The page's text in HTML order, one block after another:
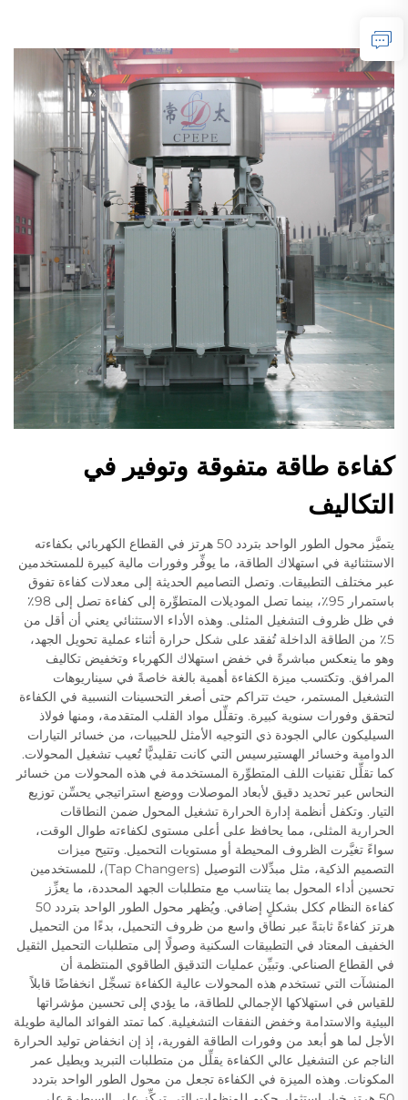
كفاءة طاقة متفوقة وتوفير في
التكاليف
يتميَّز محول الطور الواحد بتردد 50 هرتز في القطاع الكهربائي بكفاءته
الاستثنائية في استهلاك الطاقة، ما يوفِّر وفورات مالية كبيرة للمستخدمين
عبر مختلف التطبيقات. وتصل التصاميم الحديثة إلى معدلات كفاءة تفوق
باستمرار 95٪، بينما تصل الموديلات المتطوِّرة إلى كفاءة تصل إلى 98٪
في ظل ظروف التشغيل المثلى. وهذه الأداء الاستثنائي يعني أن أقل من
5٪ من الطاقة الداخلة تُفقد على شكل حرارة أثناء عملية تحويل الجهد،
وهو ما ينعكس مباشرةً في خفض استهلاك الكهرباء وتخفيض تكاليف
المرافق. وتكتسب ميزة الكفاءة أهمية بالغة خاصةً في سيناريوهات
التشغيل المستمر، حيث تتراكم حتى أصغر التحسينات النسبية في الكفاءة
لتحقق وفورات سنوية كبيرة. وتقلِّل مواد القلب المتقدمة، ومنها فولاذ
السيليكون عالي الجودة ذي التوجيه الأمثل للحبيبات، من خسائر التيارات
الدوامية وخسائر الهستيرسيس التي كانت تقليديًّا تُعيب تشغيل المحولات.
كما تقلِّل تقنيات اللف المتطوِّرة المستخدمة في هذه المحولات من خسائر
النحاس عبر تحديد دقيق لأبعاد الموصلات ووضع استراتيجي يحسِّن توزيع
التيار. وتكفل أنظمة إدارة الحرارة تشغيل المحول ضمن النطاقات
الحرارية المثلى، مما يحافظ على أعلى مستوى لكفاءته طوال الوقت،
سواءً تغيَّرت الظروف المحيطة أو مستويات التحميل. وتتيح ميزات
التصميم الذكية، مثل مبدِّلات التوصيل (Tap Changers)، للمستخدمين
تحسين أداء المحول بما يتناسب مع متطلبات الجهد المحددة، ما يعزِّز
كفاءة النظام ككل بشكلٍ إضافي. ويُظهر محول الطور الواحد بتردد 50
هرتز كفاءةً ثابتةً عبر نطاق واسع من ظروف التحميل، بدءًا من التحميل
الخفيف المعتاد في التطبيقات السكنية وصولًا إلى متطلبات التحميل الثقيل
في القطاع الصناعي. وتبيِّن عمليات التدقيق الطاقوي المنتظمة أن
المنشآت التي تستخدم هذه المحولات عالية الكفاءة تسجِّل انخفاضًا قابلاً
للقياس في استهلاكها الإجمالي للطاقة، ما يؤدي إلى تحسين مؤشراتها
البيئية والاستدامة وخفض النفقات التشغيلية. كما تمتد الفوائد المالية طويلة
الأجل لما هو أبعد من وفورات الطاقة الفورية، إذ إن انخفاض توليد الحرارة
الناجم عن التشغيل عالي الكفاءة يقلِّل من متطلبات التبريد ويطيل عمر
المكونات. وهذه الميزة في الكفاءة تجعل من محول الطور الواحد بتردد